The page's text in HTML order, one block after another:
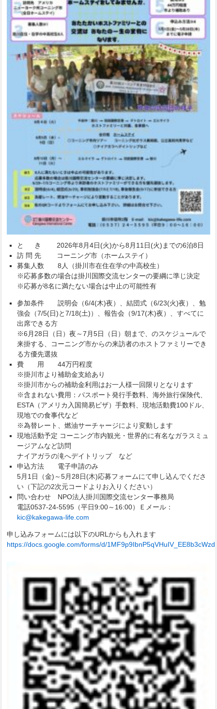
と き 2026年8月4日(火)から8月11日(火)までの6泊8日
訪 問 先 コーニング市（ホームステイ）
募集人数 8人（掛川市在住在学の中高校生）
※応募多数の場合は掛川国際交流センターの要綱に準じ決定
※応募が8名に満たない場合は中止の可能性有
参加条件 説明会（6/4(木)夜）、結団式（6/23(火)夜）、勉
強会（7/5(日)と7/18(土)）、報告会（9/17(木)夜）、すべてに
出席できる方
※6月28日（日）夜～7月5日（日）朝まで、のスケジュールで
来掛する、コーニング市からの来訪者のホストファミリーでき
る方優先選抜
費 用 44万円程度
※掛川市より補助金支給あり
※掛川市からの補助金利用はお一人様一回限りとなります
※含まれない費用：パスポート発行手数料、海外旅行保険代、
ESTA（アメリカ入国簡易ビザ）手数料、現地活動費100ドル、
現地での食事代など
※為替レート、燃油サーチャージにより変動します
現地活動予定 コーニング市内観光・世界的に有名なガラスミュ
ージアムなど訪問
ナイアガラの滝へデイトリップ など
申込方法 電子申請のみ
5月1日（金)～5月28日(木)応募フォームにて申し込んでくださ
い（下記の2次元コードよりお入りください）
問い合わせ NPO法人掛川国際交流センター事務局
電話0537-24-5595（平日9:00～16:00）Ｅメール：
kic@kakegawa-life.com
申し込みフォームには以下のURLからも入れます
https://docs.google.com/forms/d/